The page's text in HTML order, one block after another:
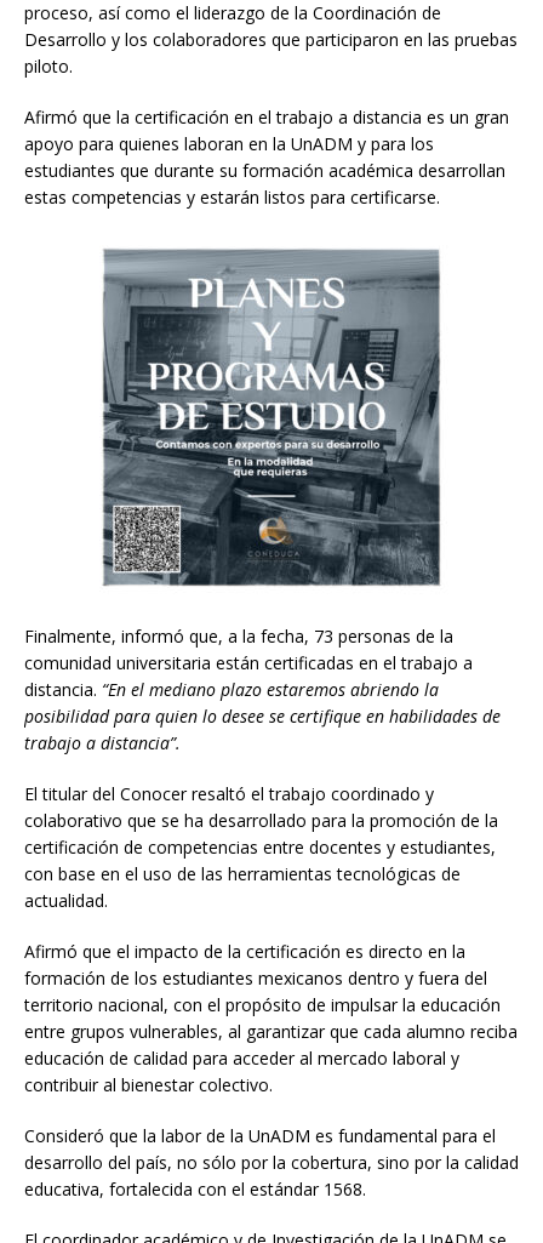
proceso, así como el liderazgo de la Coordinación de
Desarrollo y los colaboradores que participaron en las pruebas
piloto.
Afirmó que la certificación en el trabajo a distancia es un gran
apoyo para quienes laboran en la UnADM y para los
estudiantes que durante su formación académica desarrollan
estas competencias y estarán listos para certificarse.
Finalmente, informó que, a la fecha, 73 personas de la
comunidad universitaria están certificadas en el trabajo a
distancia. “En el mediano plazo estaremos abriendo la
posibilidad para quien lo desee se certifique en habilidades de
trabajo a distancia”.
El titular del Conocer resaltó el trabajo coordinado y
colaborativo que se ha desarrollado para la promoción de la
certificación de competencias entre docentes y estudiantes,
con base en el uso de las herramientas tecnológicas de
actualidad.
Afirmó que el impacto de la certificación es directo en la
formación de los estudiantes mexicanos dentro y fuera del
territorio nacional, con el propósito de impulsar la educación
entre grupos vulnerables, al garantizar que cada alumno reciba
educación de calidad para acceder al mercado laboral y
contribuir al bienestar colectivo.
Consideró que la labor de la UnADM es fundamental para el
desarrollo del país, no sólo por la cobertura, sino por la calidad
educativa, fortalecida con el estándar 1568.